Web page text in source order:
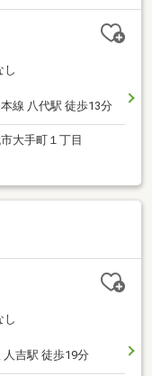
し
線 八代駅 徒歩13分
大手町１丁目
し
人吉駅 徒歩19分